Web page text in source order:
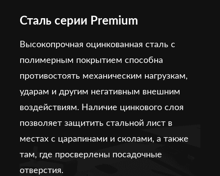
Сталь серии Premium
Высокопрочная оцинкованная сталь с
полимерным покрытием способна
противостоять механическим нагрузкам,
ударам и другим негативным внешним
воздействиям. Наличие цинкового слоя
позволяет защитить стальной лист в
местах с царапинами и сколами, а также
там, где просверлены посадочные
отверстия.